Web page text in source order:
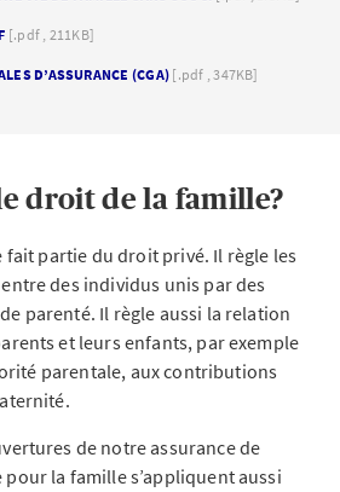
[.pdf , 211KB]
D’ASSURANCE (CGA) [.pdf , 347KB]
droit de la famille?
fait partie du droit privé. Il règle les
des individus unis par des
parenté. Il règle aussi la relation
et leurs enfants, par exemple
parentale, aux contributions
de notre assurance de
la famille s’appliquent aussi